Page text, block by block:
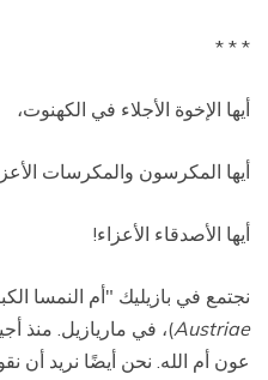
* * *
أيها الإخوة الأجلاء في الكهنوت،
أيها المكرسون والمكرسات
أيها الأصدقاء الأعزاء!
نجتمع في بازيليك "أم النمسا
Austriae)، في ماريازيل. منذ
عون أم الله. نحن أيضًا نريد أن